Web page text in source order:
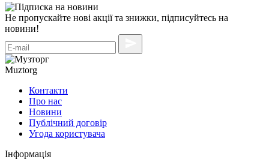
Не пропускайте нові акції та знижки, підписуйтесь на
новини!
Muztorg
Контакти
Про нас
Новини
Публічний договір
Угода користувача
Інформація